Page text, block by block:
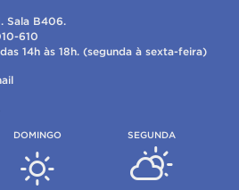
Sala B406.
610
14h às 18h. (segunda à sexta-feira)
DOMINGO SEGUNDA